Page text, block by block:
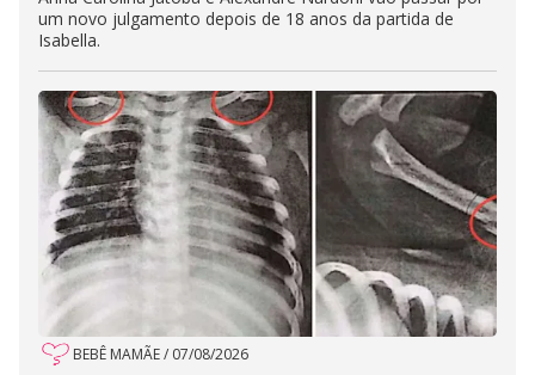
um novo julgamento depois de 18 anos da partida de
Isabella.
BEBÊ MAMÃE/ 07/08/2026